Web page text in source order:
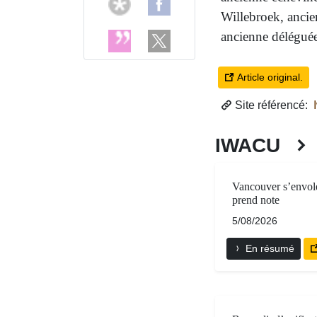
Willebroek,
ancienne
Article original.
Site référencé:
IWACU
Vancouver
prend note
5/08/2026
En résumé